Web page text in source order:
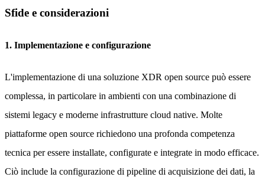
Sfide e considerazioni
1. Implementazione e configurazione
L'implementazione di una soluzione XDR open source può essere
complessa, in particolare in ambienti con una combinazione di
sistemi legacy e moderne infrastrutture cloud native. Molte
piattaforme open source richiedono una profonda competenza
tecnica per essere installate, configurate e integrate in modo efficace.
Ciò include la configurazione di pipeline di acquisizione dei dati, la